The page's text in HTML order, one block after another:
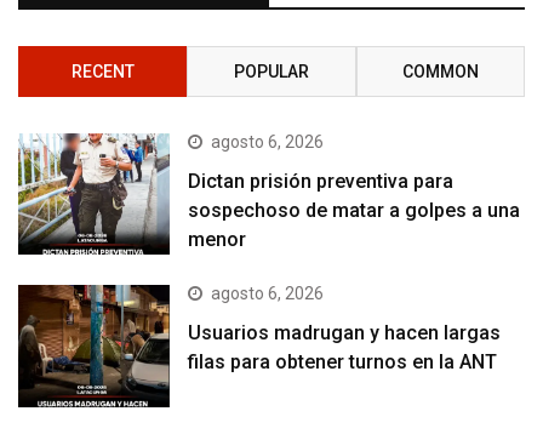
RECENT POPULAR COMMON
agosto 6, 2026
Dictan prisión preventiva para
sospechoso de matar a golpes a una
menor
agosto 6, 2026
Usuarios madrugan y hacen largas
filas para obtener turnos en la ANT